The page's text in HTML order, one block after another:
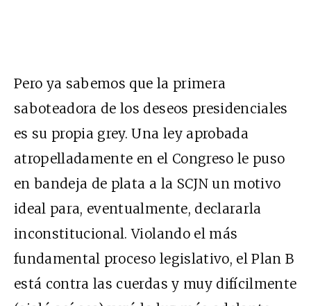
Pero ya sabemos que la primera
saboteadora de los deseos presidenciales
es su propia grey. Una ley aprobada
atropelladamente en el Congreso le puso
en bandeja de plata a la SCJN un motivo
ideal para, eventualmente, declararla
inconstitucional. Violando el más
fundamental proceso legislativo, el Plan B
está contra las cuerdas y muy difícilmente